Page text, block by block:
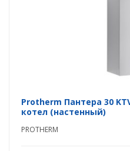
Protherm Пантера 30
котел (настенный)
PROTHERM